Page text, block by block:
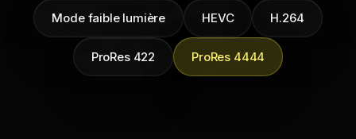
Mode faible lumière HEVC H.264
ProRes 422 ProRes 4444